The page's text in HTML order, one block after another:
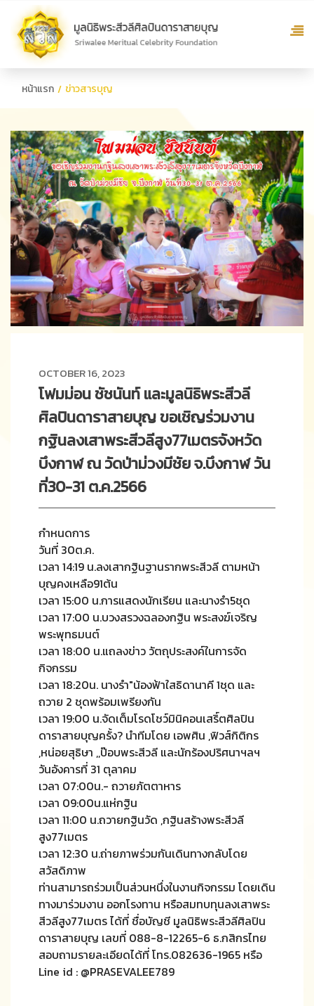
หน้าแรก ข่าวสารบุญ
OCTOBER 16, 2023
โฟมม่อน ชัชนันท์ และมูลนิธิพระสีวลี
ศิลปินดาราสายบุญ ขอเชิญร่วมงาน
กฐินลงเสาพระสีวลีสูง77เมตรจังหวัด
บึงกาฬ ณ วัดป่าม่วงมีชัย จ.บึงกาฬ วัน
ที่30-31 ต.ค.2566
กำหนดการ
วันที่ 30ต.ค.
เวลา 14:19 น.ลงเสากฐินฐานรากพระสีวลี ตามหน้า
บุญคงเหลือ91ต้น
เวลา 15:00 น.การแสดงนักเรียน และนางรำ5ชุด
เวลา 17:00 น.บวงสรวงฉลองกฐิน พระสงฆ์เจริญ
พระพุทธมนต์
เวลา 18:00 น.แถลงข่าว วัตถุประสงค์ในการจัด
กิจกรรม
เวลา 18:20น. นางรำ"น้องฟ้าใสธิดานาคี 1ชุด และ
ถวาย 2 ชุดพร้อมเพรียงกัน
เวลา 19:00 น.จัดเต็มโรดโชว์มินิคอนเสริ์ตศิลปิน
ดาราสายบุญครั้ง? นำทีมโดย เอพศิน ,ฟิวส์กิติกร
,หน่อยสุธิษา ,,ป๊อบพระสีวลี และนักร้องปริศนาฯลฯ
วันอังคารที่ 31 ตุลาคม
เวลา 07:00น.- ถวายภัตตาหาร
เวลา 09:00น.แห่กฐิน
เวลา 11:00 น.ถวายกฐินวัด ,กฐินสร้างพระสีวลี
สูง77เมตร
เวลา 12:30 น.ถ่ายภาพร่วมกันเดินทางกลับโดย
สวัสดิภาพ
ท่านสามารถร่วมเป็นส่วนหนึ่งในงานกิจกรรม โดยเดิน
ทางมาร่วมงาน ออกโรงทาน หรือสมทบทุนลงเสาพระ
สีวลีสูง77เมตร ได้ที่ ชื่อบัญชี มูลนิธิพระสีวลีศิลปิน
ดาราสายบุญ เลขที่ 088-8-12265-6 ธ.กสิกรไทย
สอบถามรายละเอียดได้ที่ โทร.082636-1965 หรือ
Line id : @PRASEVALEE789